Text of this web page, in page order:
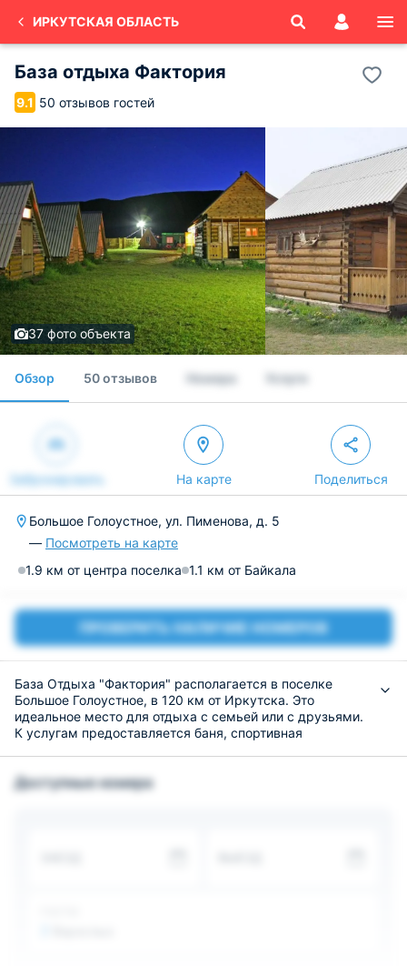
ИРКУТСКАЯ ОБЛАСТЬ
База отдыха Фактория
9.1 50 отзывов гостей
37 фото объекта
Обзор Номера
50 отзывов Услуги
Забронировать На карте Поделиться
Большое Голоустное, ул. Пименова, д. 5
— Посмотреть на карте
1.9 км от центра поселка 1.1 км от Байкала
ПРОВЕРИТЬ НАЛИЧИЕ НОМЕРОВ
База Отдыха "Фактория" располагается в поселке
Большое Голоустное, в 120 км от Иркутска. Это
идеальное место для отдыха с семьей или с друзьями.
К услугам предоставляется баня, спортивная
Для размещения предлагаются уютные деревянные
Доступные номера